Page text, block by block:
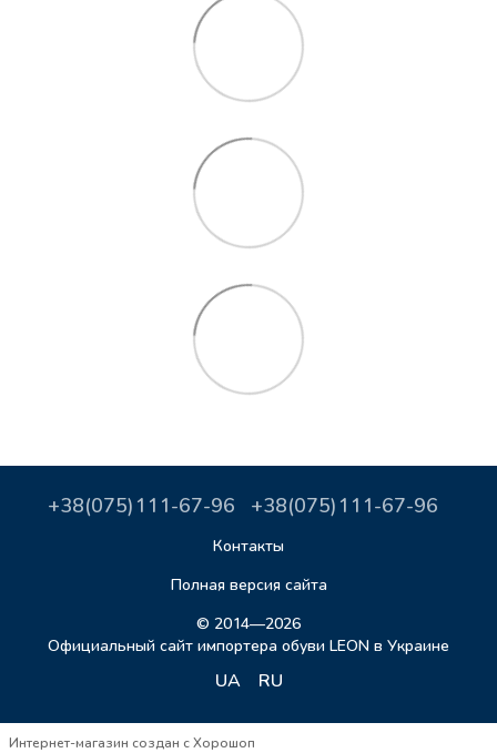
+38(075)111-67-96 +38(075)111-67-96
Контакты
Полная версия сайта
© 2014—2026
Официальный сайт импортера обуви LEON в Украине
UA RU
Интернет-магазин создан с Хорошоп